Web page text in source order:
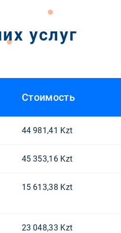
услуг
Стоимость
44 981,41 Kzt
45 353,16 Kzt
15 613,38 Kzt
23 048,33 Kzt